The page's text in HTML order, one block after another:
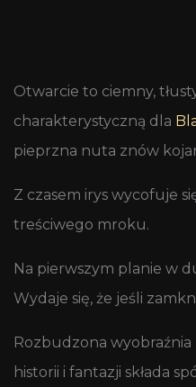
Otwarcie to ciemny,
charakterystyczną dla
pieprzna nuta znów
Z czasem irys wycofuje
treściwego mroku.
Na pierwszym planie w
Wydaje się, że jeśli
Rozbudzona
historii i fantazji składa